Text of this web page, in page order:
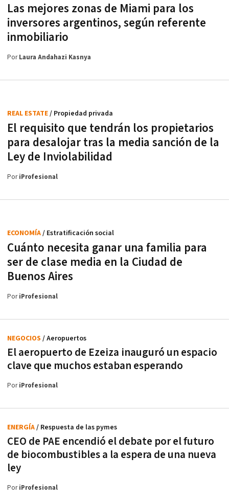
Las mejores zonas de Miami para los
inversores argentinos, según referente
inmobiliario
PorLaura Andahazi Kasnya
El requisito que tendrán los propietarios
para desalojar tras la media sanción de la
Ley de Inviolabilidad
REAL ESTATE/ Propiedad privada
PoriProfesional
Cuánto necesita ganar una familia para
ser de clase media en la Ciudad de
Buenos Aires
ECONOMÍA/ Estratificación social
PoriProfesional
El aeropuerto de Ezeiza inauguró un espacio
clave que muchos estaban esperando
NEGOCIOS / Aeropuertos
PoriProfesional
CEO de PAE encendió el debate por el futuro
de biocombustibles a la espera de una nueva
ley
ENERGÍA/ Respuesta de las pymes
PoriProfesional